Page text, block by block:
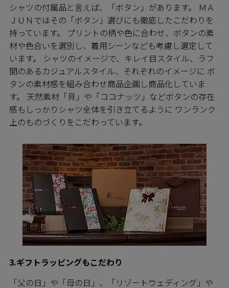
シャツの付属品と言えば、「ボタン」があります。 ＭＡ
ＪＵＮではその「ボタン」選びにも徹底したこだわりを
持っています。 プリントの柄や色に合わせ、ボタンの素
材や色合いを選別し、着用シーンなども考慮し選定して
います。 シャツのイメージで、キレイ目スタイル、ラフ
間のあるカジュアルスタイル、それぞれのイメージに ボ
タンの素材感を組み合わせ商品企画し商品化していま
す。 天然素材「貝」や「ココナッツ」などボタンの存在
感もしっかりシャツ全体を引き立てるように ワンランク
上のものづくりをこだわっています。
3.ギフトラッピングもこだわり
「父の日」や「母の日」、「リゾートウェディング」や